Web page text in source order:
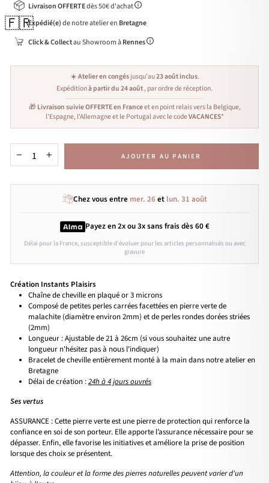
Livraison OFFERTEdès 50€ d'achat
🇫🇷Expédié(e)de notre atelier en Bretagne
Click & Collectau Showroom àRennes
☀️Atelier en congésjusqu'au23 août inclus.
Expéditionà partir du 24 août, par ordre de réception.
🎁 Livraison suivie OFFERTE en Franceet en point relais vers la Belgique,
l'Espagne, l'Allemagne et le Portugal avec le codeVACANCES*
+ AJOUTER AU PANIER
Chez vous entre mer. 26et lun. 31 août
Payez en 2x ou 3xsans fraisdès 60 €
Délai pour la France, susceptible d'évoluer pour les articles personnalisés ou avec
gravure
Création Instants Plaisirs
Chaîne de cheville en plaqué or 3 microns
Composé de petites perles carrées facettées en pierre verte de
malachite (diamètre environ 2mm) et de perles rondes dorées striées
(2mm)
Longueur : Ajustable de 21 à 26cm (si vous souhaitez une autre
longueur n'hésitez pas à nous l'indiquer)
Bracelet de cheville entièrement monté à la main dans notre atelier en
Bretagne
Délai de création :24h à 4 jours ouvrés
Ses vertus
ASSURANCE : Cette pierre verte est une pierre de protection qui renforce la
confiance en soi de son porteur. Elle apporte l’assurance nécessaire pour se
dépasser. Enfin, elle favorise les initiatives et améliore la prise de position
lorsque des choix se présentent.
Attention, la couleur et la forme des pierres naturelles peuvent varier d'un